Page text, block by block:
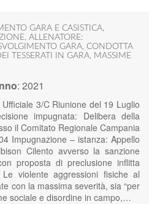
GARA E CASISTICA,
, ALLENATORE:
GARA, CONDOTTA
TESSERATI IN GARA, MASSIME
: 2021
3/C Riunione del 19 Luglio
impugnata: Delibera della
il Comitato Regionale Campania
Impugnazione – istanza: Appello
Cilento avverso la sanzione
proposta di preclusione inflitta
Le violente aggressioni fisiche al
con la massima severità, sia “per
sociale e disordine in campo,…